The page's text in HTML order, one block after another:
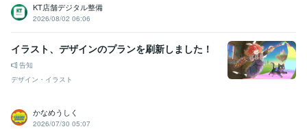
KT店舗デジタル整備
2026/08/02 06:06
イラスト、デザインのプランを刷新しました！
告知
デザイン・イラスト
かなめうしく
2026/07/30 05:07